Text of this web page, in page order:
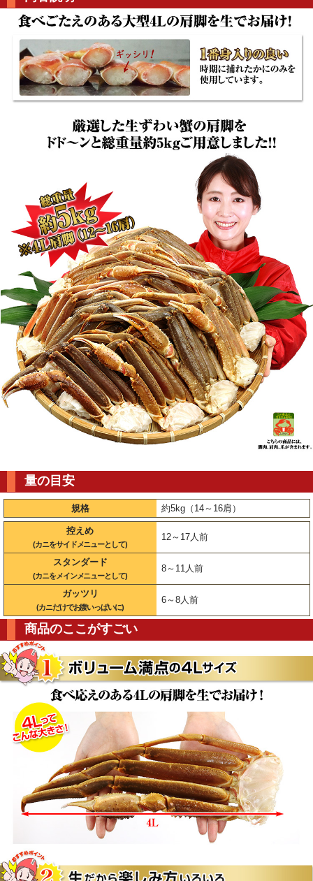
量の目安
規格 約5kg（14～16肩）
控えめ
(カニをサイドメニューとして)
12～17人前
スタンダード
(カニをメインメニューとして)
8～11人前
ガッツリ
(カニだけでお腹いっぱいに)
6～8人前
商品のここがすごい